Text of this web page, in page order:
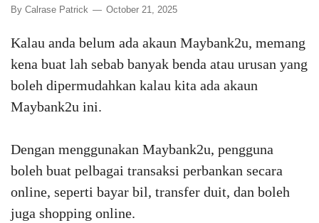
By Calrase Patrick October 21, 2025
Kalau anda belum ada akaun Maybank2u, memang
kena buat lah sebab banyak benda atau urusan yang
boleh dipermudahkan kalau kita ada akaun
Maybank2u ini.
Dengan menggunakan Maybank2u, pengguna
boleh buat pelbagai transaksi perbankan secara
online, seperti bayar bil, transfer duit, dan boleh
juga shopping online.